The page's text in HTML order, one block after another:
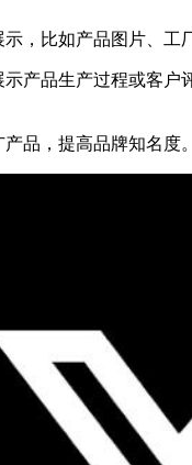
比如产品图片、工厂
品生产过程或客户
，提高品牌知名度。